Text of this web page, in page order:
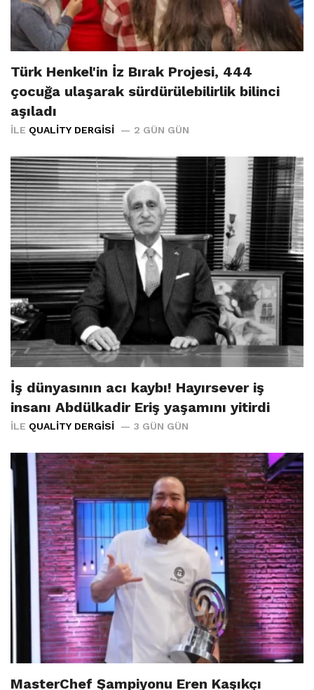
Türk Henkel'in İz Bırak Projesi, 444
çocuğa ulaşarak sürdürülebilirlik bilinci
aşıladı
İLE QUALITY DERGISI 2 GÜN GÜN
İş dünyasının acı kaybı! Hayırsever iş
insanı Abdülkadir Eriş yaşamını yitirdi
İLE QUALITY DERGISI 3 GÜN GÜN
MasterChef Şampiyonu Eren Kaşıkçı